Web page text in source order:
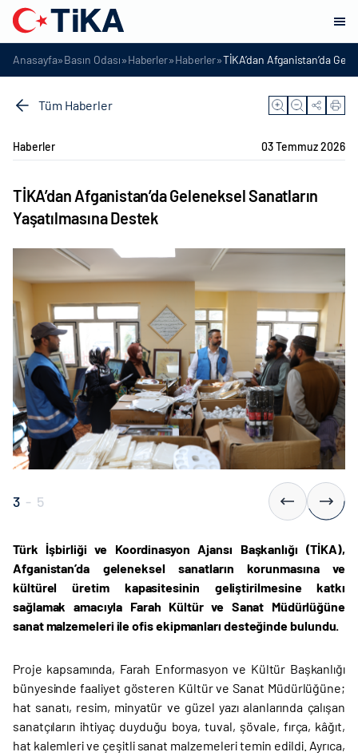
Anasayfa»Basın Odası»Haberler»Haberler»TİKA’dan Afganistan’da
Tüm Haberler
Haberler 03 Temmuz 2026
TİKA’dan Afganistan’da Geleneksel Sanatların
Yaşatılmasına Destek
3 - 5
Türk İşbirliği ve Koordinasyon Ajansı Başkanlığı (TİKA),
Afganistan’da geleneksel sanatların korunmasına ve
kültürel üretim kapasitesinin geliştirilmesine katkı
sağlamak amacıyla Farah Kültür ve Sanat Müdürlüğüne
sanat malzemeleri ile ofis ekipmanları desteğinde bulundu.
Proje kapsamında, Farah Enformasyon ve Kültür Başkanlığı
bünyesinde faaliyet gösteren Kültür ve Sanat Müdürlüğüne;
hat sanatı, resim, minyatür ve güzel yazı alanlarında çalışan
sanatçıların ihtiyaç duyduğu boya, tuval, şövale, fırça, kâğıt,
hat kalemleri ve çeşitli sanat malzemeleri temin edildi. Ayrıca,